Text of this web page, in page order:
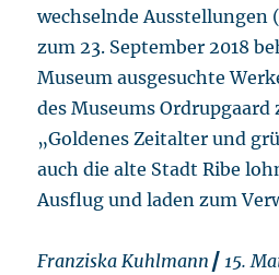
wechselnde Ausstellungen
zum 23. September 2018
Museum ausgesuchte
des Museums Ordrupgaard
„Goldenes Zeitalter und
auch die alte Stadt Ribe
Ausflug und laden zum
Franziska Kuhlmann┃ 15.